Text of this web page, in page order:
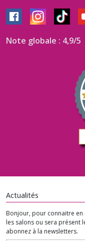
Note globale : 4,9/5
Actualités
Bonjour, pour connaitre en
les salons ou sera présent
abonnez à la newsletters.